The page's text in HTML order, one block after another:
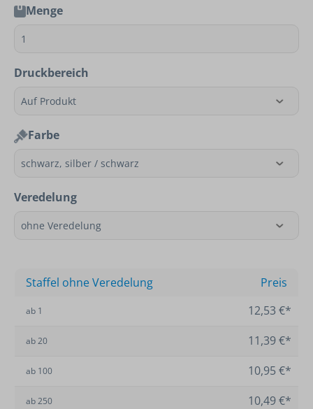
Menge
Druckbereich
Farbe
Veredelung
Staffel ohne Veredelung Preis
ab 1 12,53 €*
ab20 11,39 €*
ab 100 10,95 €*
ab250 10,49 €*